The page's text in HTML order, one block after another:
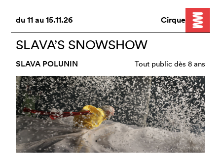
du11au15.11.26 Cirque
SLAVA’S SNOWSHOW
SLAVA POLUNIN Tout public dès 8 ans